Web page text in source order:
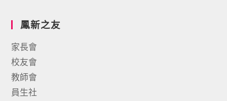
鳳新之友
家長會
校友會
教師會
員生社